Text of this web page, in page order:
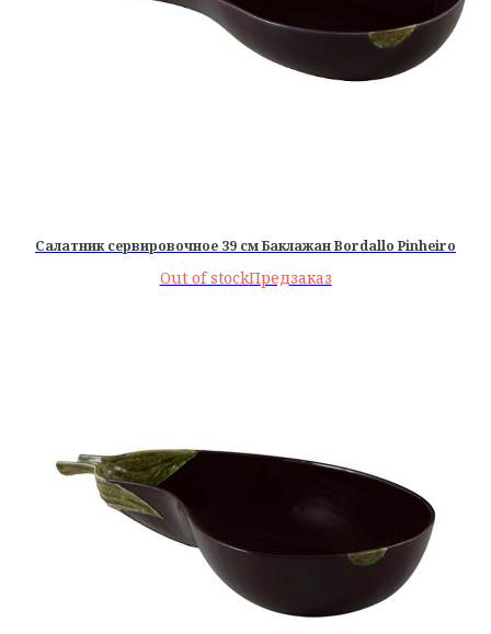
Салатник сервировочное 39 см Баклажан Bordallo Pinheiro
Out of stock